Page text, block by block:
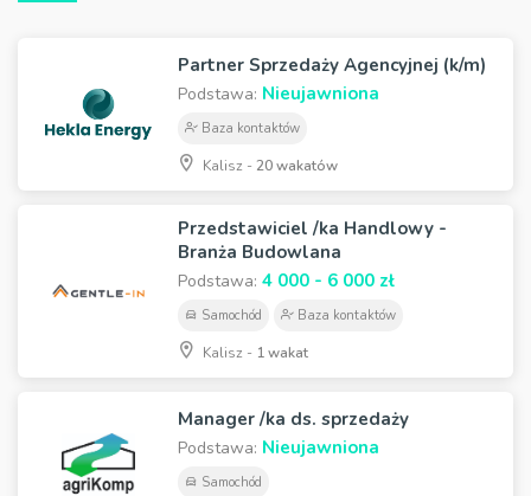
Partner Sprzedaży Agencyjnej (k/m)
Podstawa: Nieujawniona
Baza kontaktów
Kalisz -20 wakatów
Przedstawiciel /ka Handlowy -
Branża Budowlana
Podstawa: 4 000 - 6 000 zł
Samochód Baza kontaktów
Kalisz - 1 wakat
Manager /ka ds. sprzedaży
Podstawa: Nieujawniona
Samochód